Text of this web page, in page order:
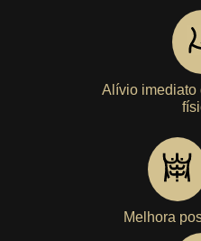
Alívio imediato
Melhora